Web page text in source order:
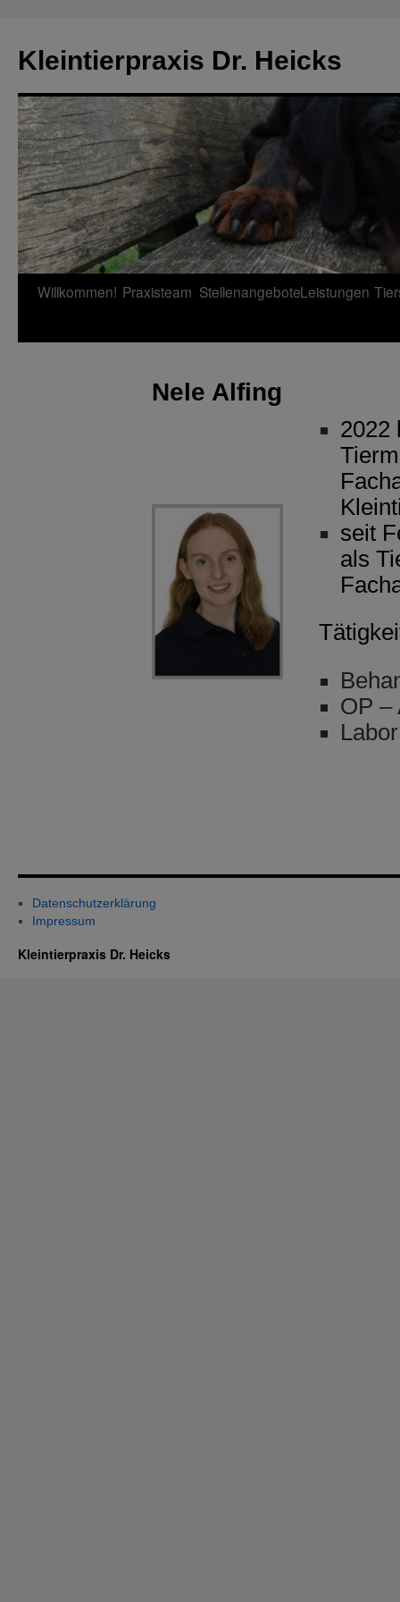
springen
Kleintierpraxis Dr. Heicks
Willkommen! Praxisteam StellenangeboteLeistungen
Nele Alfing
2022
seit
als
OP –
Labor
Datenschutzerklärung
Impressum
Kleintierpraxis Dr. Heicks